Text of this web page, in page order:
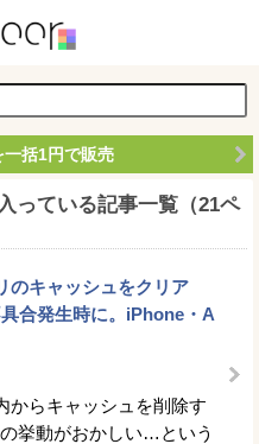
括1円で販売
っている記事一覧（21ペ
のキャッシュをクリア
具合発生時に。iPhone・A
からキャッシュを削除す
挙動がおかしい…という